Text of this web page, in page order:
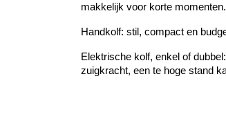
makkelijk voor korte
Handkolf: stil, compact en
Elektrische kolf, enkel of
zuigkracht, een te hoge stand